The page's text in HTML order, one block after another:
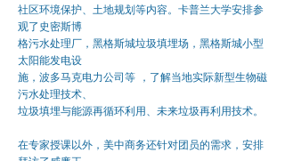
社区环境保护、土地规划等内容。卡普兰大学安排参
观了史密斯博
格污水处理厂，黑格斯城垃圾填埋场，黑格斯城小型
太阳能发电设
施，波多马克电力公司等 ，了解当地实际新型生物磁
污水处理技术、
垃圾填埋与能源再循环利用、未来垃圾再利用技术。
在专家授课以外，美中商务还针对团员的需求，安排